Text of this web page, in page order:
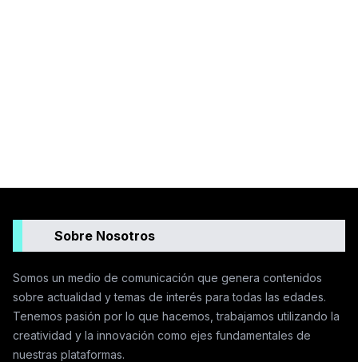
Sobre Nosotros
Somos un medio de comunicación que genera contenidos
sobre actualidad y temas de interés para todas las edades.
Tenemos pasión por lo que hacemos, trabajamos utilizando la
creatividad y la innovación como ejes fundamentales de
nuestras plataformas.